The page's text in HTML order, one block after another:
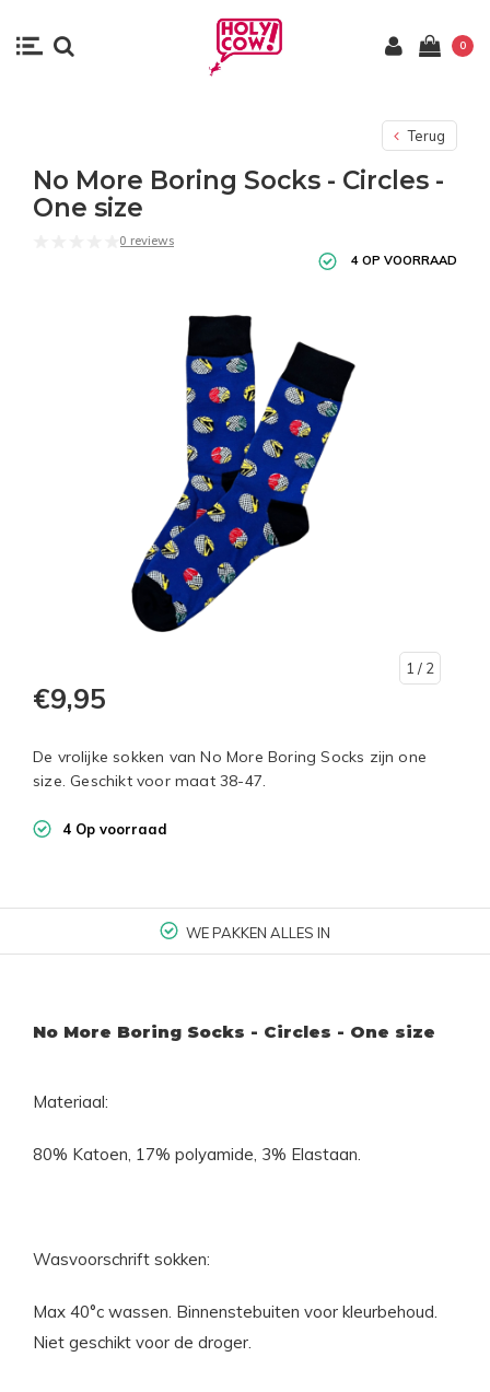
0
Terug
No More Boring Socks - Circles -
One size
0 reviews
4 OP VOORRAAD
1 / 2
€9,95
De vrolijke sokken van No More Boring Socks zijn one
size. Geschikt voor maat 38-47.
4 Op voorraad
WE PAKKEN ALLES IN
No More Boring Socks - Circles - One size
Materiaal:
80% Katoen, 17% polyamide, 3% Elastaan.
Wasvoorschrift sokken:
Max 40°c wassen. Binnenstebuiten voor kleurbehoud.
Niet geschikt voor de droger.